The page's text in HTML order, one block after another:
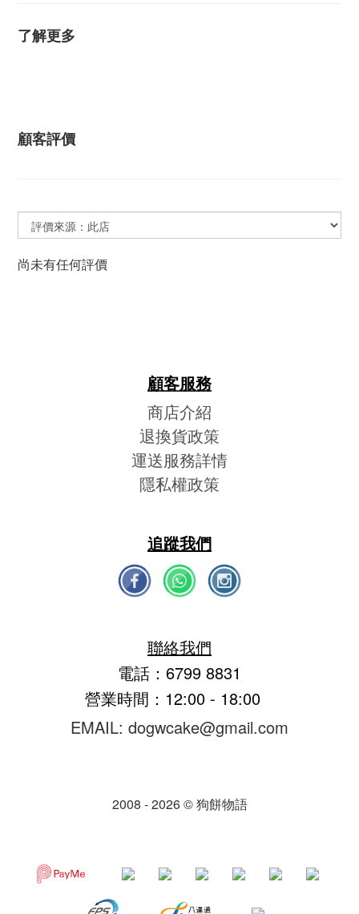
了解更多
顧客評價
尚未有任何評價
顧客服務
商店介紹
退換貨政策
運送服務詳情
隱私權政策
追蹤我們
聯絡我們
電話：6799 8831
營業時間：12:00 - 18:00
EMAIL: dogwcake@gmail.com
2008 - 2026 © 狗餅物語